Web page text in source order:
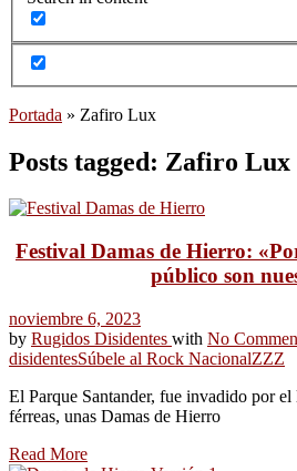
Portada » Zafiro Lux
Posts tagged: Zafiro Lux
Festival Damas de Hierro:
público son
noviembre 6, 2023
by Rugidos Disidentes with No
disidentesSúbele al Rock NacionalZZZ
El Parque Santander, fue invadido por el
férreas, unas Damas de Hierro
Read More